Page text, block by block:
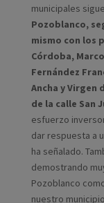
municipales
Pozoblanco,
mismo con los
Córdoba,
Fernández
Ancha y Virgen
de la calle San
esfuerzo
dar respuesta a
ha señalado.
demostrando
Pozoblanco
nuestro